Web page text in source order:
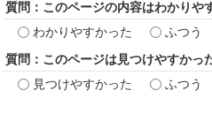
質問：このページの内容はわかりや
わかりやすかった
ふつう
質問：このページは見つけやすかっ
見つけやすかった
ふつう